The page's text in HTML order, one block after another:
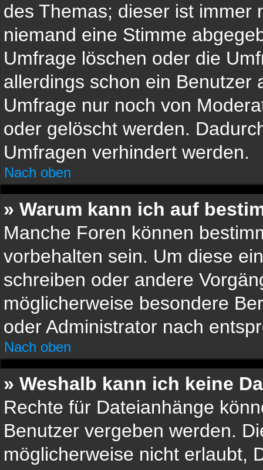
des Themas; dieser ist immer
niemand eine Stimme
Umfrage löschen oder die
allerdings schon ein Benutzer
Umfrage nur noch von
oder gelöscht werden.
Umfragen verhindert werden.
Nach oben
» Warum kann ich auf
Manche Foren können
vorbehalten sein. Um diese
schreiben oder andere
möglicherweise besondere
oder Administrator nach
Nach oben
» Weshalb kann ich keine
Rechte für Dateianhänge
Benutzer vergeben werden.
möglicherweise nicht erlaubt,